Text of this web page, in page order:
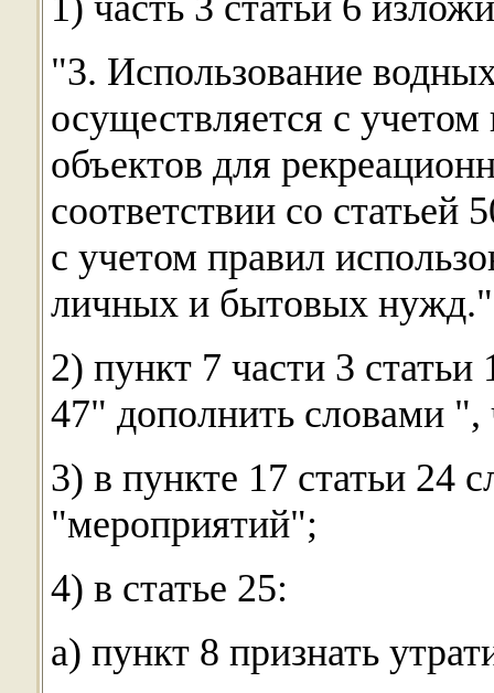
"3. Использование
осуществляется с
объектов для
соответствии со статьей
с учетом правил
личных и бытовых
2) пункт 7 части 3
47" дополнить словами ",
3) в пункте 17 статьи 24
"мероприятий";
4) в статье 25:
а) пункт 8 признать